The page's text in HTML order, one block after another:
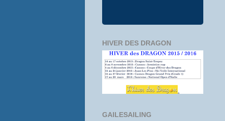
HIVER DES DRAGON
GAILESAILING